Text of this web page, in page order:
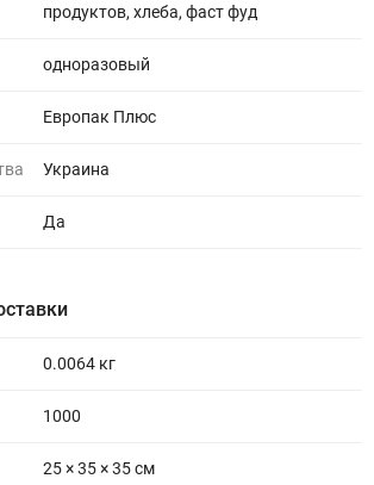
продуктов, хлеба, фаст фуд
одноразовый
Европак Плюс
Украина
Да
0.0064 кг
1000
25 × 35 × 35 см